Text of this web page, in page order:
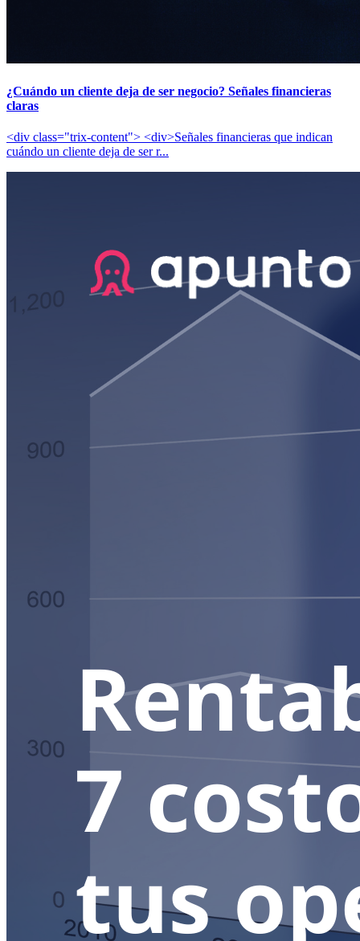
¿Cuándo un cliente deja de ser negocio? Señales financieras
claras
<div class="trix-content"> <div>Señales financieras que indican
cuándo un cliente deja de ser r...